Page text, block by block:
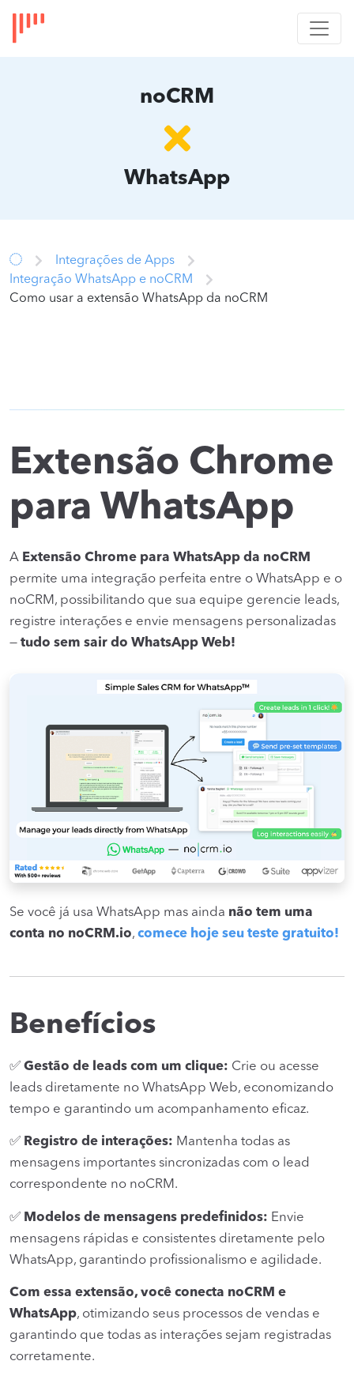
noCRM
WhatsApp
Integrações de Apps
Integração WhatsApp e noCRM
Como usar a extensão WhatsApp da noCRM
Extensão Chrome
para WhatsApp
A Extensão Chrome para WhatsApp da noCRM
permite uma integração perfeita entre o WhatsApp e o
noCRM, possibilitando que sua equipe gerencie leads,
registre interações e envie mensagens personalizadas
— tudo sem sair do WhatsApp Web!
Se você já usa WhatsApp mas ainda não tem uma
conta no noCRM.io, comece hoje seu teste gratuito!
Benefícios
✅ Gestão de leads com um clique: Crie ou acesse
leads diretamente no WhatsApp Web, economizando
tempo e garantindo um acompanhamento eficaz.
✅ Registro de interações: Mantenha todas as
mensagens importantes sincronizadas com o lead
correspondente no noCRM.
✅ Modelos de mensagens predefinidos: Envie
mensagens rápidas e consistentes diretamente pelo
WhatsApp, garantindo profissionalismo e agilidade.
Com essa extensão, você conecta noCRM e
WhatsApp, otimizando seus processos de vendas e
garantindo que todas as interações sejam registradas
corretamente.